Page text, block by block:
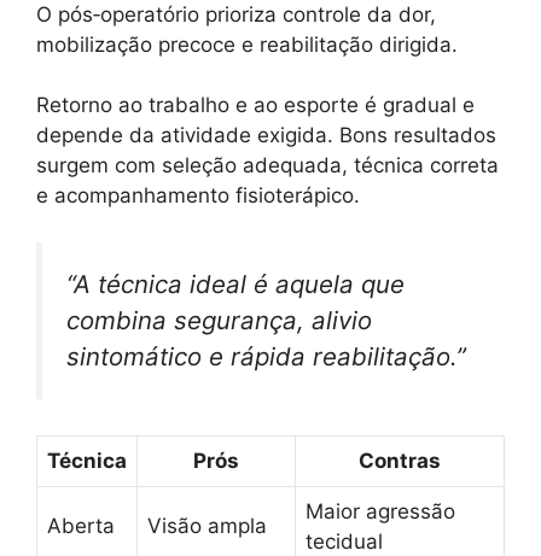
O pós‑operatório prioriza controle da dor,
mobilização precoce e reabilitação dirigida.
Retorno ao trabalho e ao esporte é gradual e
depende da atividade exigida. Bons resultados
surgem com seleção adequada, técnica correta
e acompanhamento fisioterápico.
“A técnica ideal é aquela que
combina segurança, alivio
sintomático e rápida reabilitação.”
Técnica Prós Contras
Aberta Visão ampla
Maior agressão
tecidual